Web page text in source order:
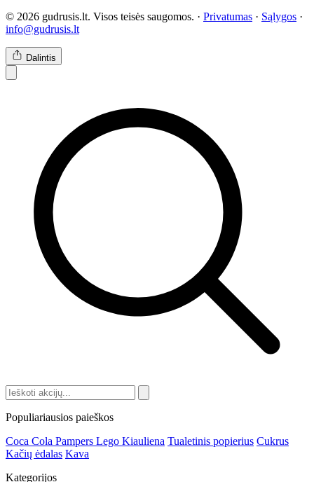
© 2026 gudrusis.lt. Visos teisės saugomos. · Privatumas · Sąlygos ·
info@gudrusis.lt
Dalintis
Populiariausios paieškos
Coca Cola Pampers Lego Kiauliena Tualetinis popierius Cukrus
Kačių ėdalas Kava
Kategorijos